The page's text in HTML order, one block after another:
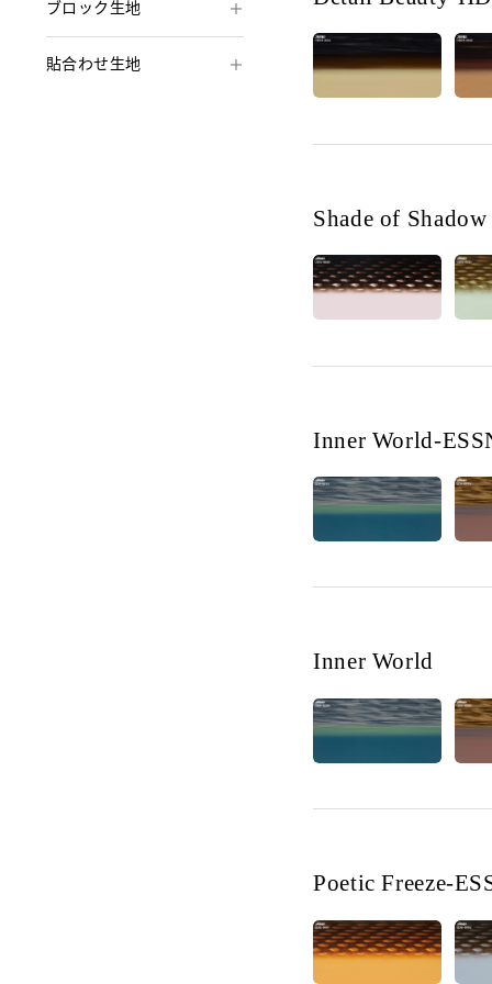
ブロック生地
貼合わせ生地
Shade of Shadow
Inner World-
Inner World
Poetic Freeze-